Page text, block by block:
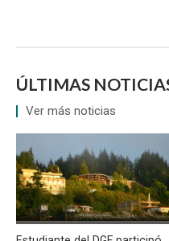
ÚLTIMAS
Ver más noticias